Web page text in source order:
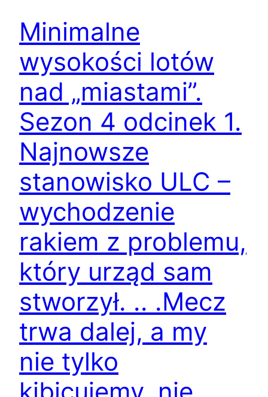
Minimalne
wysokości lotów
nad „miastami”.
Sezon 4 odcinek 1.
Najnowsze
stanowisko ULC –
wychodzenie
rakiem z problemu,
który urząd sam
stworzył. .. .Mecz
trwa dalej, a my
nie tylko